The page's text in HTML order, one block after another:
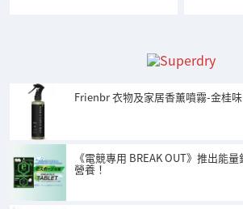
Frienbr 衣物及家居香薰噴霧-金桂味
《電競專用 BREAK OUT》推出能
營養！